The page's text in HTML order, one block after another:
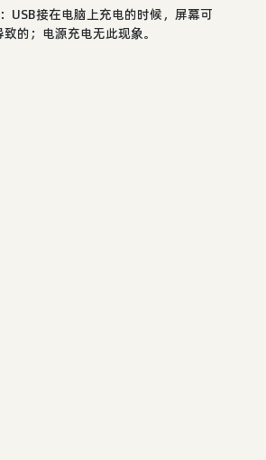
USB接在电脑上充电的时候，屏幕可
的；电源充电无此现象。